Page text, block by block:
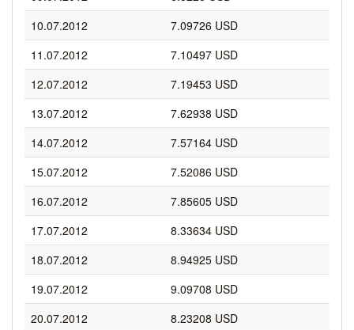
10.07.2012
7.09726 USD
11.07.2012
7.10497 USD
12.07.2012
7.19453 USD
13.07.2012
7.62938 USD
14.07.2012
7.57164 USD
15.07.2012
7.52086 USD
16.07.2012
7.85605 USD
17.07.2012
8.33634 USD
18.07.2012
8.94925 USD
19.07.2012
9.09708 USD
20.07.2012
8.23208 USD